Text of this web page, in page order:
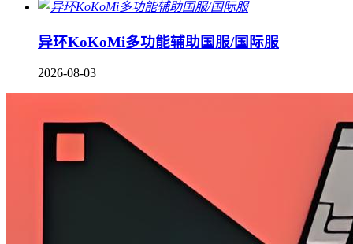
异环KoKoMi多功能辅助国服/国际服
2026-08-03